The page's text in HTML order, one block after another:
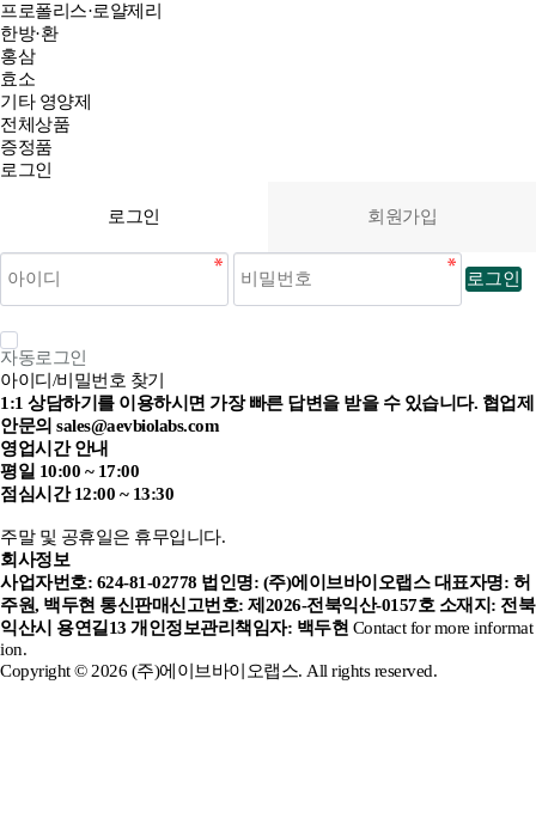
프로폴리스·로얄제리
한방·환
홍삼
효소
기타 영양제
전체상품
증정품
로그인
로그인 회원가입
로그인
자동로그인
아이디/비밀번호 찾기
1:1 상담하기를 이용하시면 가장 빠른 답변을 받을 수 있습니다. 협업제
안문의 sales@aevbiolabs.com
영업시간 안내
평일 10:00 ~ 17:00
점심시간 12:00 ~ 13:30
주말 및 공휴일은 휴무입니다.
회사정보
사업자번호: 624-81-02778 법인명: (주)에이브바이오랩스 대표자명: 허
주원, 백두현 통신판매신고번호: 제2026-전북익산-0157호 소재지: 전북
익산시 용연길13 개인정보관리책임자: 백두현 Contact for more informat
ion.
Copyright © 2026 (주)에이브바이오랩스. All rights reserved.